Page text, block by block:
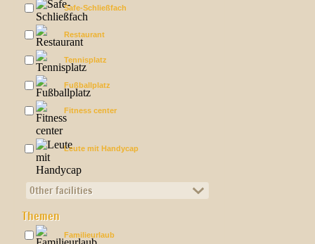
Safe-Schließfach
Restaurant
Tennisplatz
Fußballplatz
Fitness center
Leute mit Handycap
Other facilities
Themen
Familieurlaub